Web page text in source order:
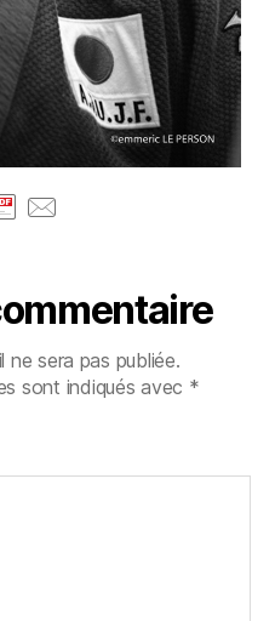
ne sera pas publiée.
sont indiqués avec *